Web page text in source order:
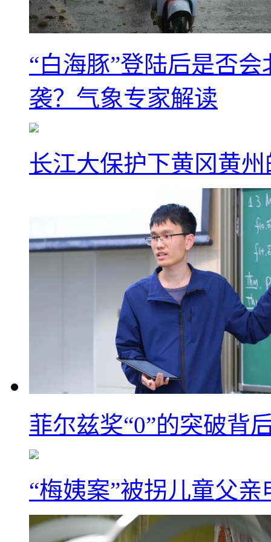
“白海豚”登陆后是否
袭？气象专家解读
长江大保护下黄冈黄
菲尔兹奖“0”的突破背
“梅姨案”被拐儿童父